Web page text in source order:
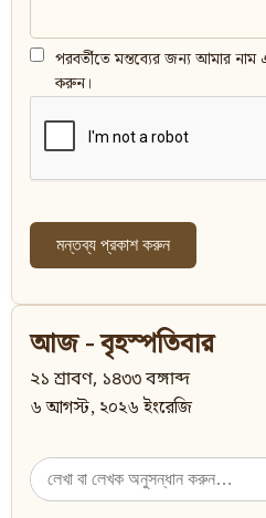
পরবর্তীতে মন্তব্যের জন্য আমার
করুন।
আজ - বৃহস্পতিবার
২১ শ্রাবণ, ১৪৩৩ বঙ্গাব্দ
৬ আগস্ট, ২০২৬ ইংরেজি
Search
for: